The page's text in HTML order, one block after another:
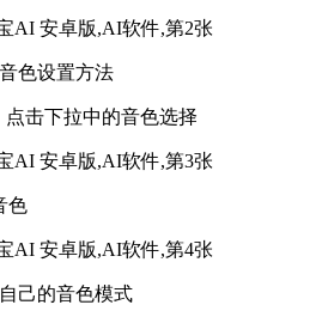
色设置方法
点击下拉中的音色选择
色
己的音色模式